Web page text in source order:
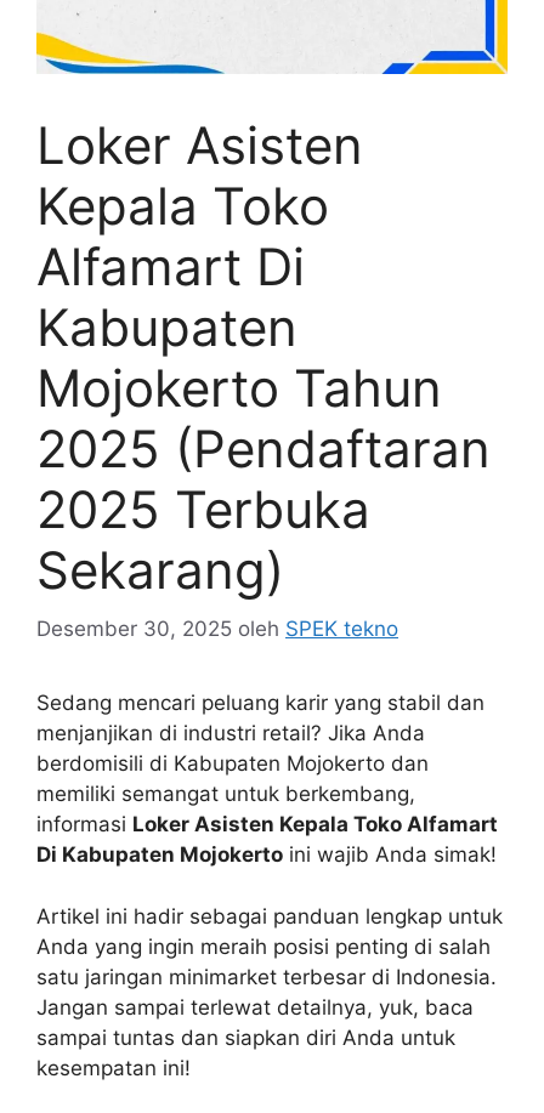
Loker Asisten
Kepala Toko
Alfamart Di
Kabupaten
Mojokerto Tahun
2025 (Pendaftaran
2025 Terbuka
Sekarang)
Desember 30, 2025 oleh SPEK tekno
Sedang mencari peluang karir yang stabil dan
menjanjikan di industri retail? Jika Anda
berdomisili di Kabupaten Mojokerto dan
memiliki semangat untuk berkembang,
informasi Loker Asisten Kepala Toko Alfamart
Di Kabupaten Mojokerto ini wajib Anda simak!
Artikel ini hadir sebagai panduan lengkap untuk
Anda yang ingin meraih posisi penting di salah
satu jaringan minimarket terbesar di Indonesia.
Jangan sampai terlewat detailnya, yuk, baca
sampai tuntas dan siapkan diri Anda untuk
kesempatan ini!